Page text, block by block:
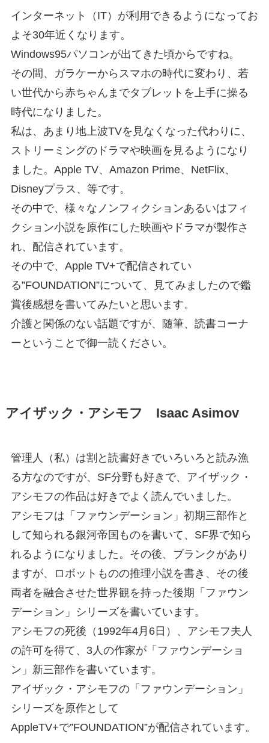
インターネット（IT）が利用できるようになってお
よそ30年近くなります。
Windows95パソコンが出てきた頃からですね。
その間、ガラケーからスマホの時代に変わり、若
い世代から赤ちゃんまでタブレットを上手に操る
時代になりました。
私は、あまり地上波TVを見なくなった代わりに、
ストリーミングのドラマや映画を見るようになり
ました。Apple TV、Amazon Prime、NetFlix、
Disneyプラス、等です。
その中で、様々なノンフィクションあるいはフィ
クション小説を原作にした映画やドラマが製作さ
れ、配信されています。
その中で、Apple TV+で配信されてい
る”FOUNDATION”について、見てみましたので鑑
賞後感想を書いてみたいと思います。
介護と関係のない話題ですが、随筆、読書コーナ
ーということで御一読ください。
アイザック・アシモフ Isaac Asimov
管理人（私）は割と読書好きでいろいろと読み漁
る方なのですが、SF分野も好きで、アイザック・
アシモフの作品は好きでよく読んでいました。
アシモフは「ファウンデーション」初期三部作と
して知られる銀河帝国ものを書いて、SF界で知ら
れるようになりました。その後、ブランクがあり
ますが、ロボットものの推理小説を書き、その後
両者を融合させた世界観を持った後期「ファウン
デーション」シリーズを書いています。
アシモフの死後（1992年4月6日）、アシモフ夫人
の許可を得て、3人の作家が「ファウンデーショ
ン」新三部作を書いています。
アイザック・アシモフの「ファウンデーション」
シリーズを原作として
AppleTV+で”FOUNDATION”が配信されています。